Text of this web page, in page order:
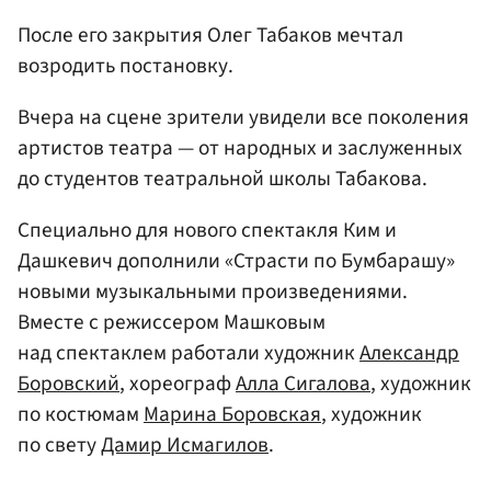
После его закрытия Олег Табаков мечтал
возродить постановку.
Вчера на сцене зрители увидели все поколения
артистов театра — от народных и заслуженных
до студентов театральной школы Табакова.
Специально для нового спектакля Ким и
Дашкевич дополнили «Страсти по Бумбарашу»
новыми музыкальными произведениями.
Вместе с режиссером Машковым
над спектаклем работали художникАлександр
Боровский, хореографАлла Сигалова, художник
по костюмамМарина Боровская, художник
по светуДамир Исмагилов.